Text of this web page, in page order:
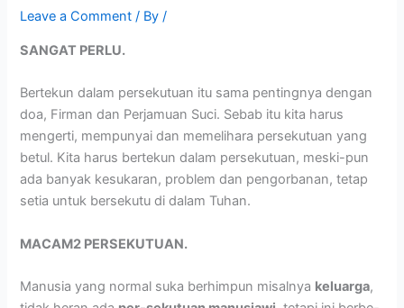
Leave a Comment / By/
SANGAT PERLU.
Bertekun dalam persekutuan itu sama pentingnya dengan
doa, Firman dan Perjamuan Suci. Sebab itu kita harus
mengerti, mempunyai dan memelihara persekutuan yang
betul. Kita harus bertekun dalam persekutuan, meski-pun
ada banyak kesukaran, problem dan pengorbanan, tetap
setia untuk bersekutu di dalam Tuhan.
MACAM2 PERSEKUTUAN.
Manusia yang normal suka berhimpun misalnya keluarga,